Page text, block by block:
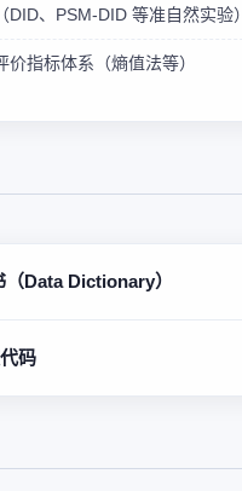
DID、PSM-DID 等准自然实验）
价指标体系（熵值法等）
Data Dictionary）
码